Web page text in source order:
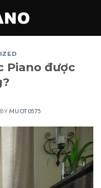
Piano được
BY MUOT0575